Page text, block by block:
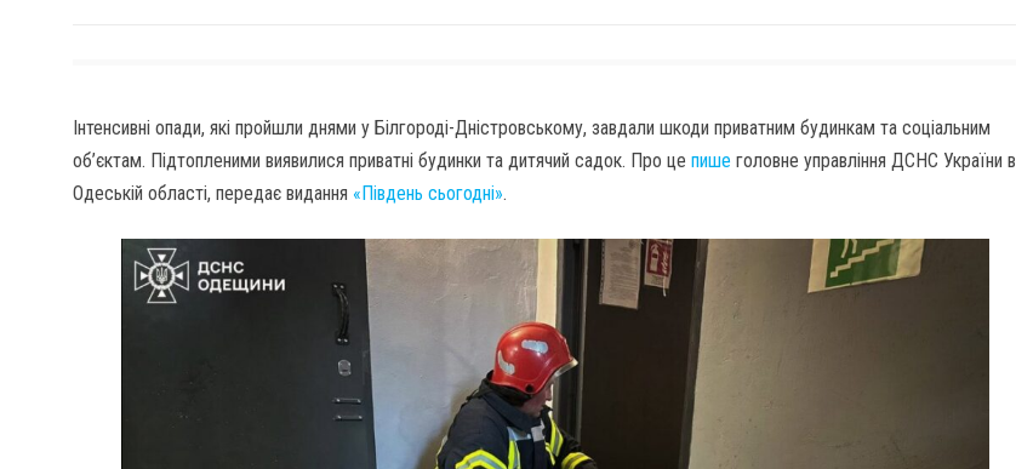
Інтенсивні опади, які пройшли днями у Білгороді-Дністровському, завдали шкоди приватним будинкам та соціальним
об’єктам. Підтопленими виявилися приватні будинки та дитячий садок. Про це пише головне управління ДСНС України в
Одеській області, передає видання «Південь сьогодні».